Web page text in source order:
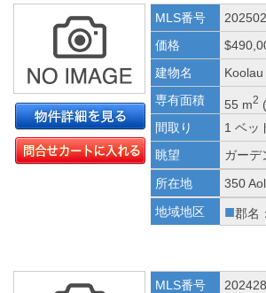
MLS番号
価格
建物名
Koolau
専有面積
55 m2
間取り
1 ベッ
眺望
ガーデ
所在地
350
地域地区
■郡名
MLS番号